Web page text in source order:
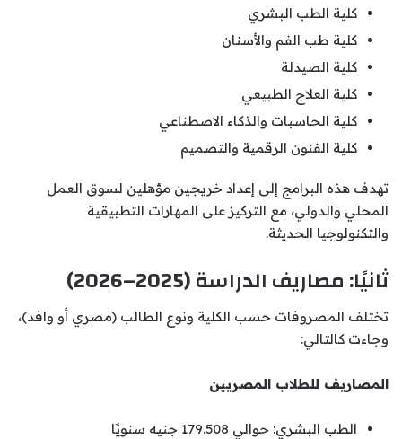
كلية الطب البشري
كلية طب الفم والأسنان
كلية الصيدلة
كلية العلاج الطبيعي
كلية الحاسبات والذكاء الاصطناعي
كلية الفنون الرقمية والتصميم
تهدف هذه البرامج إلى إعداد خريجين مؤهلين لسوق العمل
المحلي والدولي، مع التركيز على المهارات التطبيقية
والتكنولوجيا الحديثة.
ثانيًا: مصاريف الدراسة (2025–2026)
تختلف المصروفات حسب الكلية ونوع الطالب (مصري أو وافد)،
وجاءت كالتالي:
المصاريف للطلاب المصريين
الطب البشري: حوالي 179.508 جنيه سنويًا